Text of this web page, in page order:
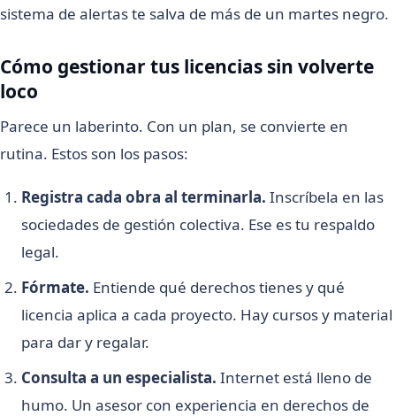
sistema de alertas te salva de más de un martes negro.
Cómo gestionar tus licencias sin volverte
loco
Parece un laberinto. Con un plan, se convierte en
rutina. Estos son los pasos:
Registra cada obra al terminarla. Inscríbela en las
sociedades de gestión colectiva. Ese es tu respaldo
legal.
Fórmate. Entiende qué derechos tienes y qué
licencia aplica a cada proyecto. Hay cursos y material
para dar y regalar.
Consulta a un especialista. Internet está lleno de
humo. Un asesor con experiencia en derechos de